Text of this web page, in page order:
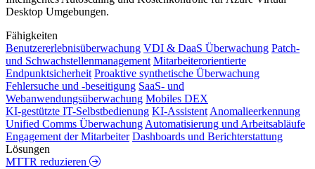
Desktop Umgebungen.
Fähigkeiten
Benutzererlebnisüberwachung VDI & DaaS Überwachung Patch-
und Schwachstellenmanagement Mitarbeiterorientierte
Endpunktsicherheit Proaktive synthetische Überwachung
Fehlersuche und -beseitigung SaaS- und
Webanwendungsüberwachung Mobiles DEX
KI-gestützte IT-Selbstbedienung KI-Assistent Anomalieerkennung
Unified Comms Überwachung Automatisierung und Arbeitsabläufe
Engagement der Mitarbeiter Dashboards und Berichterstattung
Lösungen
MTTR reduzieren